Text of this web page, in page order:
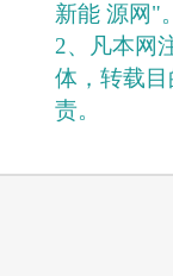
新能 源网"
2、凡本网
体，转载
责。